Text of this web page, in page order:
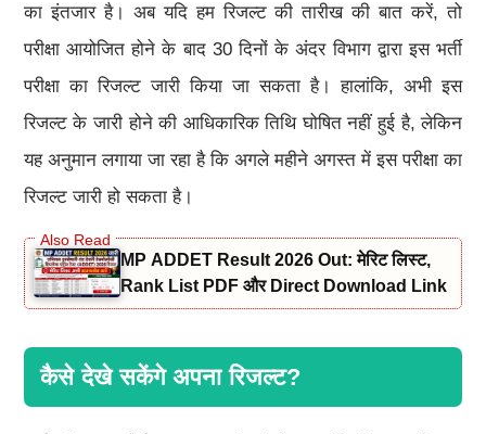
का इंतजार है। अब यदि हम रिजल्ट की तारीख की बात करें, तो
परीक्षा आयोजित होने के बाद 30 दिनों के अंदर विभाग द्वारा इस भर्ती
परीक्षा का रिजल्ट जारी किया जा सकता है। हालांकि, अभी इस
रिजल्ट के जारी होने की आधिकारिक तिथि घोषित नहीं हुई है, लेकिन
यह अनुमान लगाया जा रहा है कि अगले महीने अगस्त में इस परीक्षा का
रिजल्ट जारी हो सकता है।
MP ADDET Result 2026 Out: मेरिट लिस्ट,
Rank List PDF और Direct Download Link
कैसे देखे सकेंगे अपना रिजल्ट?